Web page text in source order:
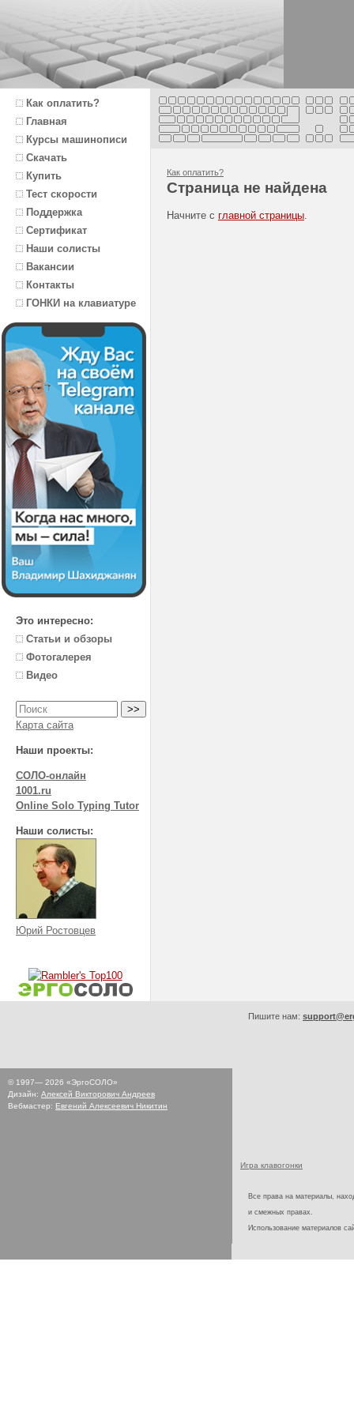
Как оплатить?
Главная
Курсы машинописи
Скачать
Купить
Тест скорости
Поддержка
Сертификат
Наши солисты
Вакансии
Контакты
ГОНКИ на клавиатуре
Это интересно:
Статьи и обзоры
Фотогалерея
Видео
Карта сайта
Наши проекты:
СОЛО-онлайн
1001.ru
Online Solo Typing Tutor
Наши солисты:
Юрий Ростовцев
Как оплатить?
Страница не найдена
Начните с главной страницы
© 1997— 2026 «ЭргоСОЛО»
Дизайн: Алексей Викторович Андреев
Вебмастер: Евгений Алексеевич Никитин
Пишите нам:
Игра клавогонки
Все права на материалы,
и смежных правах.
Использование материалов